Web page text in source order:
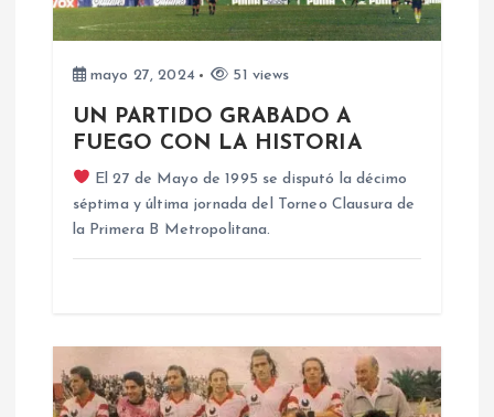
ó
t
r
mayo 27, 2024 51 views
UN PARTIDO GRABADO A
FUEGO CON LA HISTORIA
El 27 de Mayo de 1995 se disputó la décimo
séptima y última jornada del Torneo Clausura de
la Primera B Metropolitana.